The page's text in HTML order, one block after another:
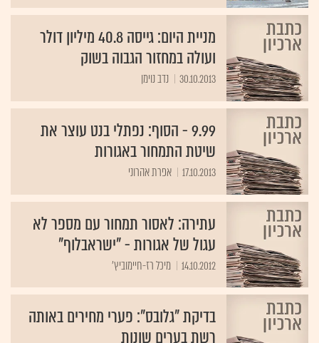
מניית היום: גייסה 40.8 מיליון דולר
ועולה במחזור הגבוה בשוק
30.10.2013 נדב נוימן
9.99 - הסוף: נפתלי בנט עוצר את
שיטת התמחור באגורות
17.10.2013 אפרת אהרוני
עתירה: לאסור תמחור עם מספר לא
עגול של אגורות - "ישראבלוף"
14.10.2012 מיכל רז-חיימוביץ'
בדיקת "גלובס": פערי מחירים באותה
רשת בערים שונות